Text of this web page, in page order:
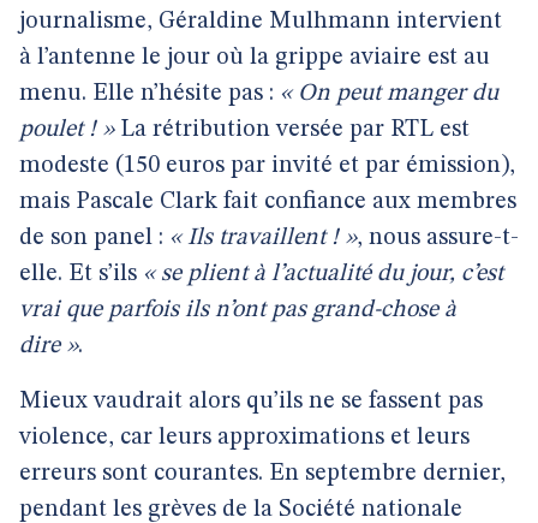
journalisme, Géraldine Mulhmann intervient
à l’antenne le jour où la grippe aviaire est au
menu. Elle n’hésite pas : « On peut manger du
poulet ! »La rétribution versée par RTL est
modeste (150 euros par invité et par émission),
mais Pascale Clark fait confiance aux membres
de son panel : « Ils travaillent ! », nous assure-t-
elle. Et s’ils « se plient à l’actualité du jour, c’est
vrai que parfois ils n’ont pas grand-chose à
dire ».
Mieux vaudrait alors qu’ils ne se fassent pas
violence, car leurs approximations et leurs
erreurs sont courantes. En septembre dernier,
pendant les grèves de la Société nationale